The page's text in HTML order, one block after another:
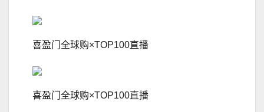
喜盈门全球购×TOP100直播
喜盈门全球购×TOP100直播